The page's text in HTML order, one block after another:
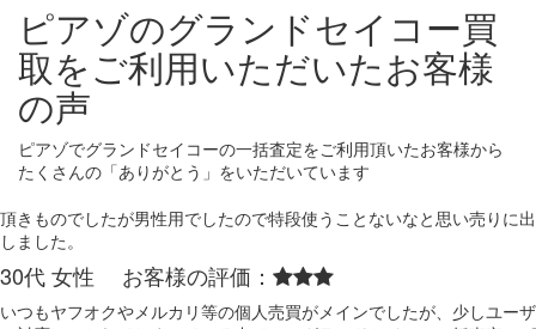
ピアゾのグランドセイコー買
取をご利用いただいたお客様
の声
ピアゾでグランドセイコーの一括査定をご利用頂いたお客様から
たくさんの「ありがとう」をいただいています
頂きものでしたが男性用でしたので特段使うことないなと思い売りに出
しました。
30代 女性 お客様の評価：
いつもヤフオクやメルカリ等の個人売買がメインでしたが、少しユーザ